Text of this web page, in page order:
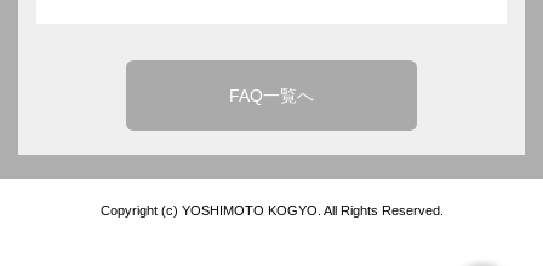
FAQ一覧へ
Copyright (c) YOSHIMOTO KOGYO. All Rights Reserved.